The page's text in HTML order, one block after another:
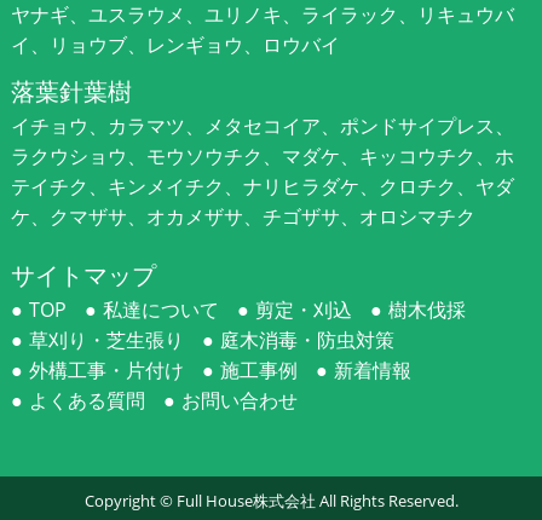
ヤナギ、ユスラウメ、ユリノキ、ライラック、リキュウバ
イ、リョウブ、レンギョウ、ロウバイ
落葉針葉樹
イチョウ、カラマツ、メタセコイア、ポンドサイプレス、
ラクウショウ、モウソウチク、マダケ、キッコウチク、ホ
テイチク、キンメイチク、ナリヒラダケ、クロチク、ヤダ
ケ、クマザサ、オカメザサ、チゴザサ、オロシマチク
サイトマップ
TOP 私達について 剪定・刈込
樹木伐採
草刈り・芝生張り
庭木消毒・防虫対策
外構工事・片付け
施工事例
新着情報
よくある質問
お問い合わせ
Copyright © Full House株式会社 All Rights Reserved.